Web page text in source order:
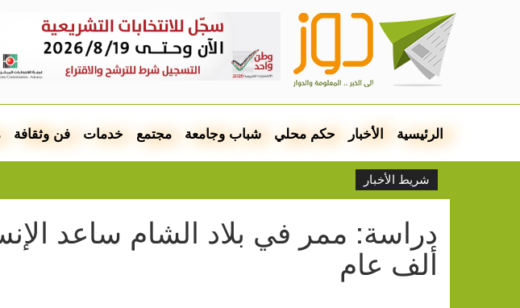
الرئيسية الأخبار حكم محلي شباب وجامعة مجتمع خدمات فن وثقافة
شريط الأخبار
ألف عام